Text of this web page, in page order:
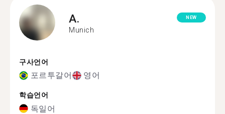
A.
Munich
NEW
구사언어
포르투갈어 영어
학습언어
독일어